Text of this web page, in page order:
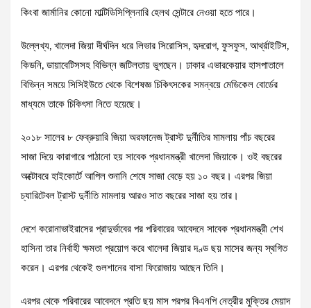
কিংবা জার্মানির কোনো মাল্টিডিসিপ্লিনারি হেলথ সেন্টারে নেওয়া হতে পারে।
উল্লেখ্য, খালেদা জিয়া দীর্ঘদিন ধরে লিভার সিরোসিস, হৃদরোগ, ফুসফুস, আর্থ্রাইটিস,
কিডনি, ডায়াবেটিসসহ বিভিন্ন জটিলতায় ভুগছেন। ঢাকার এভারকেয়ার হাসপাতালে
বিভিন্ন সময়ে সিসিইউতে থেকে বিশেষজ্ঞ চিকিৎসকের সমন্বয়ে মেডিকেল বোর্ডের
মাধ্যমে তাকে চিকিৎসা নিতে হয়েছে।
২০১৮ সালের ৮ ফেব্রুয়ারি জিয়া অরফানেজ ট্রাস্ট দুর্নীতির মামলায় পাঁচ বছরের
সাজা দিয়ে কারাগারে পাঠানো হয় সাবেক প্রধানমন্ত্রী খালেদা জিয়াকে। ওই বছরের
অক্টোবরে হাইকোর্টে আপিল শুনানি শেষে সাজা বেড়ে হয় ১০ বছর। এরপর জিয়া
চ্যারিটেবল ট্রাস্ট দুর্নীতি মামলায় আরও সাত বছরের সাজা হয় তার।
দেশে করোনাভাইরাসের প্রাদুর্ভাবের পর পরিবারের আবেদনে সাবেক প্রধানমন্ত্রী শেখ
হাসিনা তার নির্বাহী ক্ষমতা প্রয়োগ করে খালেদা জিয়ার দণ্ড ছয় মাসের জন্য স্থগিত
করেন। এরপর থেকেই গুলশানের বাসা ফিরোজায় আছেন তিনি।
এরপর থেকে পরিবারের আবেদনে প্রতি ছয় মাস পরপর বিএনপি নেত্রীর মুক্তির মেয়াদ